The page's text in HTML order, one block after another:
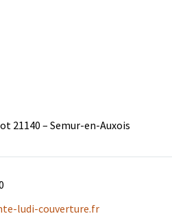
21140 – Semur-en-Auxois
ludi-couverture.fr